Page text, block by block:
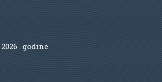
2026 . godine